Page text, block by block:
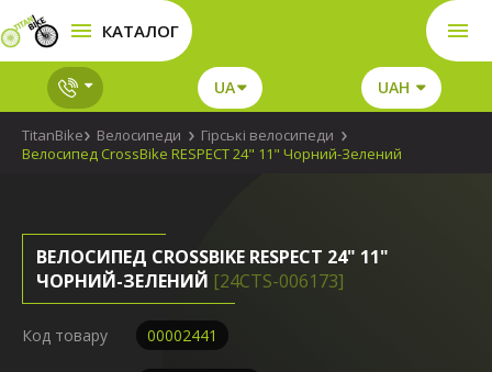
КАТАЛОГ
UA UAH
TitanBike Велосипеди
Гірські велосипеди
Велосипед CrossBike RESPECT 24" 11" Чорний-Зелений
ВЕЛОСИПЕД CROSSBIKE RESPECT 24" 11"
ЧОРНИЙ-ЗЕЛЕНИЙ [24СTS-006173]
Код товару 00002441